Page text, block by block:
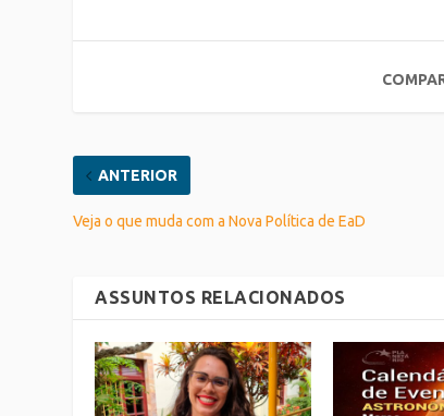
ANTERIOR
Veja o que muda com a Nova Política de EaD
ASSUNTOS RELACIONADOS